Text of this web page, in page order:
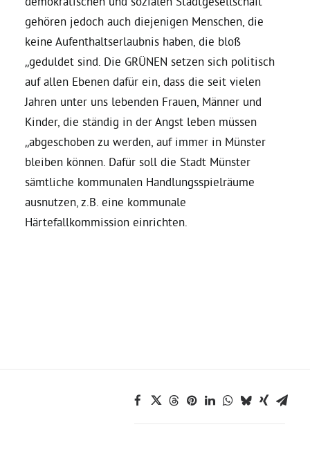
gehören jedoch auch diejenigen Menschen, die
keine Aufenthaltserlaubnis haben, die bloß
„geduldet sind. Die GRÜNEN setzen sich politisch
auf allen Ebenen dafür ein, dass die seit vielen
Jahren unter uns lebenden Frauen, Männer und
Kinder, die ständig in der Angst leben müssen
„abgeschoben zu werden, auf immer in Münster
bleiben können. Dafür soll die Stadt Münster
sämtliche kommunalen Handlungsspielräume
ausnutzen, z.B. eine kommunale
Härtefallkommission einrichten.